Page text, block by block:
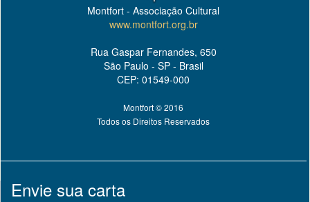
Montfort - Associação Cultural
www.montfort.org.br
Rua Gaspar Fernandes, 650
São Paulo - SP - Brasil
CEP: 01549-000
Montfort © 2016
Todos os Direitos Reservados
Envie sua carta